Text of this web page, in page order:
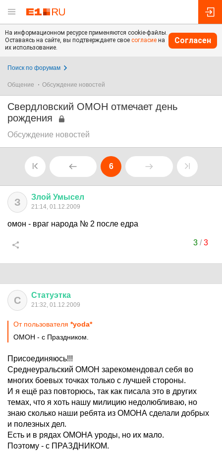
На информационном ресурсе применяются cookie-файлы.
Оставаясь на сайте, вы подтверждаете свое согласие на
их использование.
Согласен
Поиск по форумам
Общение Обсуждение новостей
Свердловский ОМОН отмечает день
рождения
Обсуждение новостей
6
З Злой Умысел
21:14, 01.12.2009
омон - враг народа № 2 после едра
3/3
С Статуэтка
21:32, 01.12.2009
От пользователя *yoda*
ОМОН - с Праздником.
Присоединяюсь!!!
Среднеуральский ОМОН зарекомендовал себя во
многих боевых точках только с лучшей стороны.
И я ещё раз повторюсь, так как писала это в других
темах, что я хоть нашу милицию недолюбливаю, но
знаю сколько наши ребята из ОМОНА сделали добрых
и полезных дел.
Есть и в рядах ОМОНА уроды, но их мало.
Поэтому - с ПРАЗДНИКОМ.